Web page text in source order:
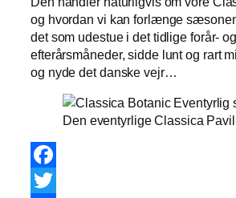
og hvordan vi kan forlænge
det som udestue i det tidlige forår-
efterårsmåneder, sidde lunt og rart
og nyde det danske vejr…
Den eventyrlige Classica
Facebook